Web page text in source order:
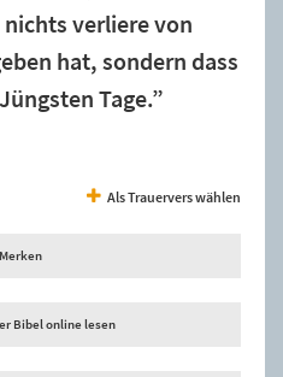
verliere von
hat, sondern dass
Tage.”
Als Trauervers wählen
Bibel online lesen